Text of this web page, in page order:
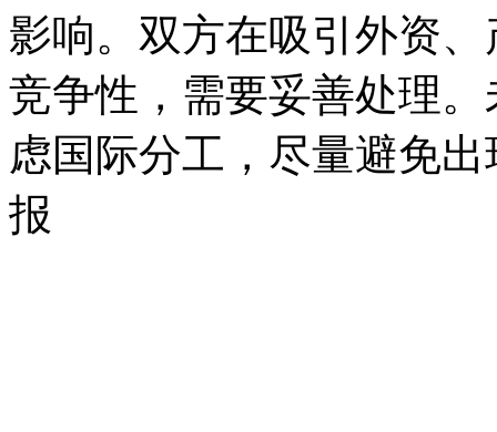
影响。双方在吸引外资
竞争性，需要妥善处理
虑国际分工，尽量避免
报